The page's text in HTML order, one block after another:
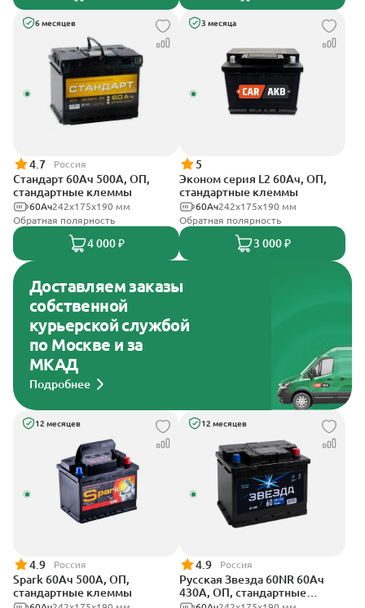
6 месяцев
4.7 Россия
Стандарт 60Ач 500А, ОП,
стандартные клеммы
242x175x190 мм
60Ач
Обратная полярность
4 000 ₽
3 месяца
5
Эконом серия L2 60Ач, ОП,
стандартные клеммы
242х175х190 мм
60Ач
Обратная полярность
3 000 ₽
Доставляем заказы
собственной
курьерской службой
по Москве и за
МКАД
Подробнее
12 месяцев
4.9 Россия
Spark 60Ач 500А, ОП,
стандартные клеммы
12 месяцев
4.9 Россия
Русская Звезда 60NR 60Ач
430А, ОП, стандартные